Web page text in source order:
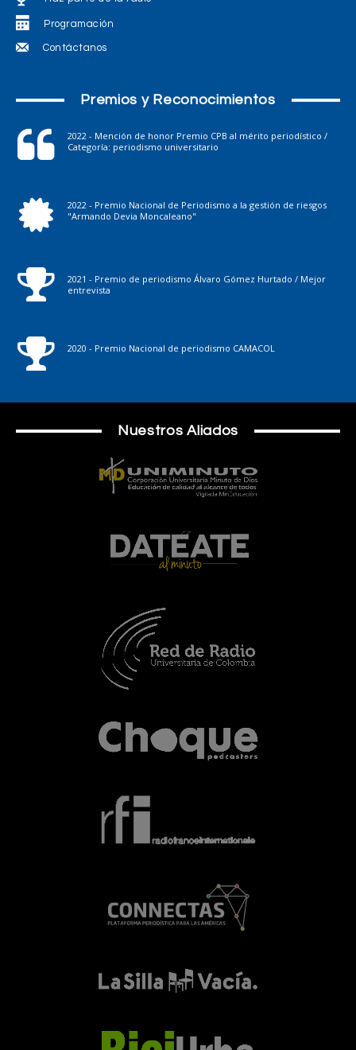
Programación
Contáctanos
Premios y Reconocimientos
2022 - Mención de honor Premio CPB al mérito periodístico /
Categoría: periodismo universitario
2022 - Premio Nacional de Periodismo a la gestión de riesgos
"Armando Devia Moncaleano"
2021 - Premio de periodismo Álvaro Gómez Hurtado / Mejor
entrevista
2020 - Premio Nacional de periodismo CAMACOL
Nuestros Aliados